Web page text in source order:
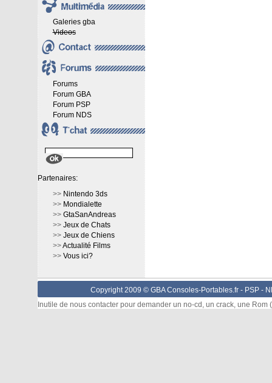
Galeries gba
Videos
Forums
Forum GBA
Forum PSP
Forum NDS
Partenaires:
>> Nintendo 3ds
>> Mondialette
>> GtaSanAndreas
>> Jeux de Chats
>> Jeux de Chiens
>>Actualité Films
>> Vous ici?
Copyright 2009 © GBA Consoles-Portables.fr - PSP-
Inutile de nous contacter pour demander un no-cd, un crack, une